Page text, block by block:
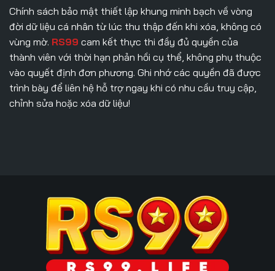
Chính sách bảo mật thiết lập khung minh bạch về vòng
đời dữ liệu cá nhân từ lúc thu thập đến khi xóa, không có
vùng mờ. RS99 cam kết thực thi đầy đủ quyền của
thành viên với thời hạn phản hồi cụ thể, không phụ thuộc
vào quyết định đơn phương. Ghi nhớ các quyền đã được
trình bày để liên hệ hỗ trợ ngay khi có nhu cầu truy cập,
chỉnh sửa hoặc xóa dữ liệu!